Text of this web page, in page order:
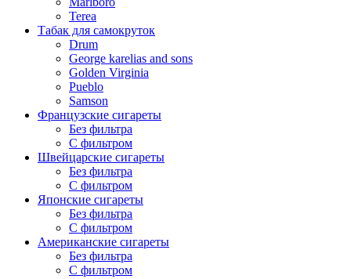
Terea
Табак для самокруток
Drum
George karelias and sons
Golden Virginia
Pueblo
Samson
Французские сигареты
Без фильтра
С фильтром
Швейцарские сигареты
Без фильтра
С фильтром
Японские сигареты
Без фильтра
С фильтром
Американские сигареты
Без фильтра
С фильтром